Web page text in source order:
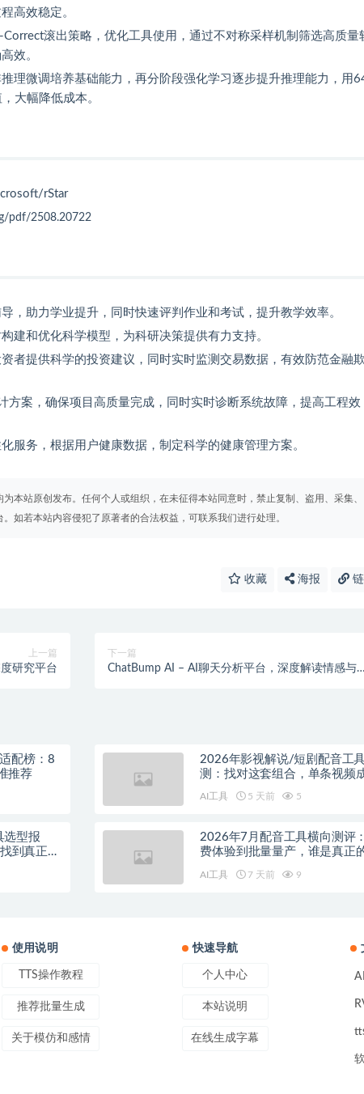
高效稳定。
Correct滚出策略，优化工具使用，通过不对称采样机制筛选高质量
效。
推理微调培养基础能力，再分阶段强化学习逐步提升推理能力，用
大幅降低成本。
rStar
pdf/2508.20722
，助力学业提升，同时快速评判作业和考试，提升教学效率。
建和优化科学模型，为科研决策提供有力支持。
者提供科学的投资建议，同时实时监测交易数据，有效防范金融
方案，确保项目高质量完成，同时实时诊断系统故障，提高工程效
服务，根据用户健康数据，制定科学的健康管理方案。
本站原创发布。任何个人或组织，在未征得本站同意时，禁止复制、盗用、采集、
如若本站内容侵犯了原著者的合法权益，可联系我们进行处理。
收藏 海报 链
上一篇
研究平台
下一篇
ChatBump AI – AI聊天分析平台，深度解读情感与
配榜：8
推荐
2026年影视解说/短剧配音工
测：找对这套组合，单条视频
AI工具 5 天前 5
选型报
到真正的
2026年7月配音工具横向测评
费体验到批量量产，谁是真正
AI工具 7 天前 9
使用说明
TTS操作教程
推荐批量生成
关于模仿和感情
快速导航
个人中心
本站说明
在线生成字幕